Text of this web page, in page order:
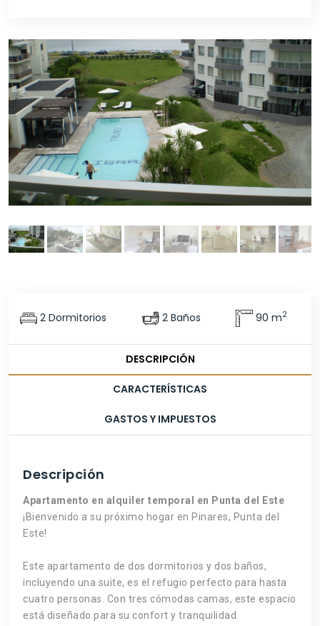
2 Dormitorios 2 Baños 90 m2
DESCRIPCIÓN
CARACTERÍSTICAS
GASTOS Y IMPUESTOS
Descripción
Apartamento en alquiler temporal en Punta del Este
¡Bienvenido a su próximo hogar en Pinares, Punta del
Este!
Este apartamento de dos dormitorios y dos baños,
incluyendo una suite, es el refugio perfecto para hasta
cuatro personas. Con tres cómodas camas, este espacio
está diseñado para su confort y tranquilidad.